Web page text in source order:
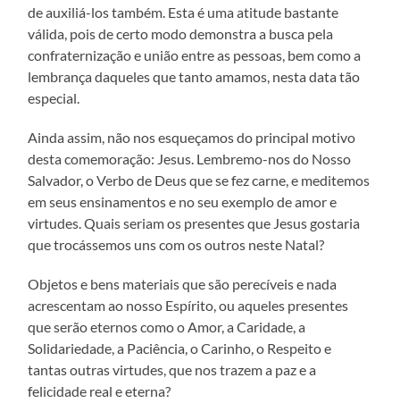
de auxiliá-los também. Esta é uma atitude bastante
válida, pois de certo modo demonstra a busca pela
confraternização e união entre as pessoas, bem como a
lembrança daqueles que tanto amamos, nesta data tão
especial.
Ainda assim, não nos esqueçamos do principal motivo
desta comemoração: Jesus. Lembremo-nos do Nosso
Salvador, o Verbo de Deus que se fez carne, e meditemos
em seus ensinamentos e no seu exemplo de amor e
virtudes. Quais seriam os presentes que Jesus gostaria
que trocássemos uns com os outros neste Natal?
Objetos e bens materiais que são perecíveis e nada
acrescentam ao nosso Espírito, ou aqueles presentes
que serão eternos como o Amor, a Caridade, a
Solidariedade, a Paciência, o Carinho, o Respeito e
tantas outras virtudes, que nos trazem a paz e a
felicidade real e eterna?